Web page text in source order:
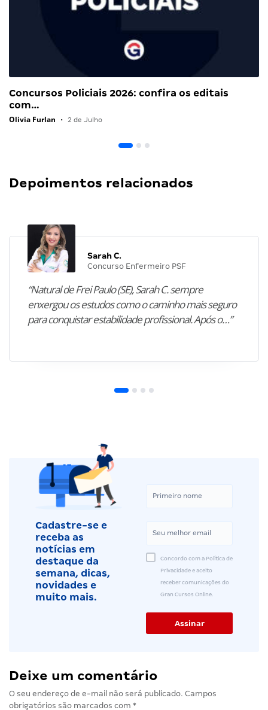
Concursos Policiais 2026: confira os editais
com…
Olivia Furlan • 2 de Julho
Depoimentos relacionados
Sarah C.
Concurso Enfermeiro PSF
“Natural de Frei Paulo (SE), Sarah C. sempre
enxergou os estudos como o caminho mais seguro
para conquistar estabilidade profissional. Após o…”
Cadastre-se e
receba as
notícias em
destaque da
semana, dicas,
novidades e
muito mais.
Concordo com a Política de
Privacidade e aceito
receber comunicações do
Gran Cursos Online.
Deixe um comentário
O seu endereço de e-mail não será publicado. Campos
obrigatórios são marcados com *